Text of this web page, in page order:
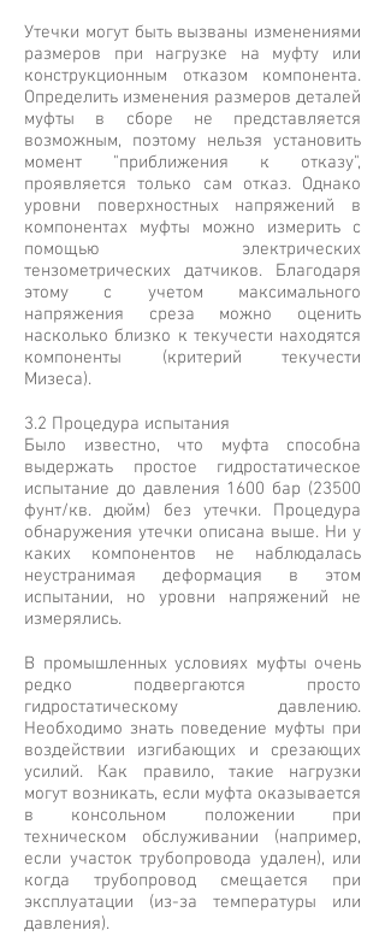
Утечки могут быть вызваны изменениями
размеров при нагрузке на муфту или
конструкционным отказом компонента.
Определить изменения размеров деталей
муфты в сборе не представляется
возможным, поэтому нельзя установить
момент "приближения к отказу",
проявляется только сам отказ. Однако
уровни поверхностных напряжений в
компонентах муфты можно измерить с
помощью электрических
тензометрических датчиков. Благодаря
этому с учетом максимального
напряжения среза можно оценить
насколько близко к текучести находятся
компоненты (критерий текучести
Мизеса).
3.2 Процедура испытания
Было известно, что муфта способна
выдержать простое гидростатическое
испытание до давления 1600 бар (23500
фунт/кв. дюйм) без утечки. Процедура
обнаружения утечки описана выше. Ни у
каких компонентов не наблюдалась
неустранимая деформация в этом
испытании, но уровни напряжений не
измерялись.
В промышленных условиях муфты очень
редко подвергаются просто
гидростатическому давлению.
Необходимо знать поведение муфты при
воздействии изгибающих и срезающих
усилий. Как правило, такие нагрузки
могут возникать, если муфта оказывается
в консольном положении при
техническом обслуживании (например,
если участок трубопровода удален), или
когда трубопровод смещается при
эксплуатации (из-за температуры или
давления).